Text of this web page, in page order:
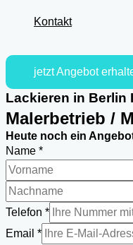
Kontakt
jetzt Angebot
Lackieren in Berlin
Malerbetrieb /
Heute noch ein
Name *
Telefon *
Email *